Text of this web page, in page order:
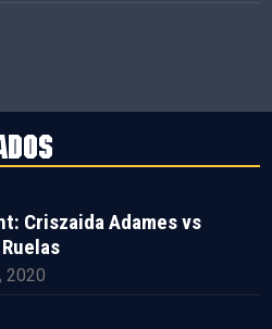
Criszaida Adames vs
2020